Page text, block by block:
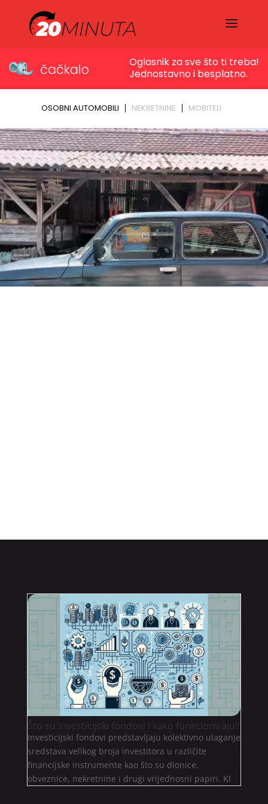
Što su investicijski fondovi i kako funkcioniraju?
Investicijski fondovi predstavljaju kolektivno ulaganje
sredstava velikog broja investitora u različite
financijske instrumente kao što su dionice,
obveznice, nekretnine i drugi vrijednosni papiri. Kl